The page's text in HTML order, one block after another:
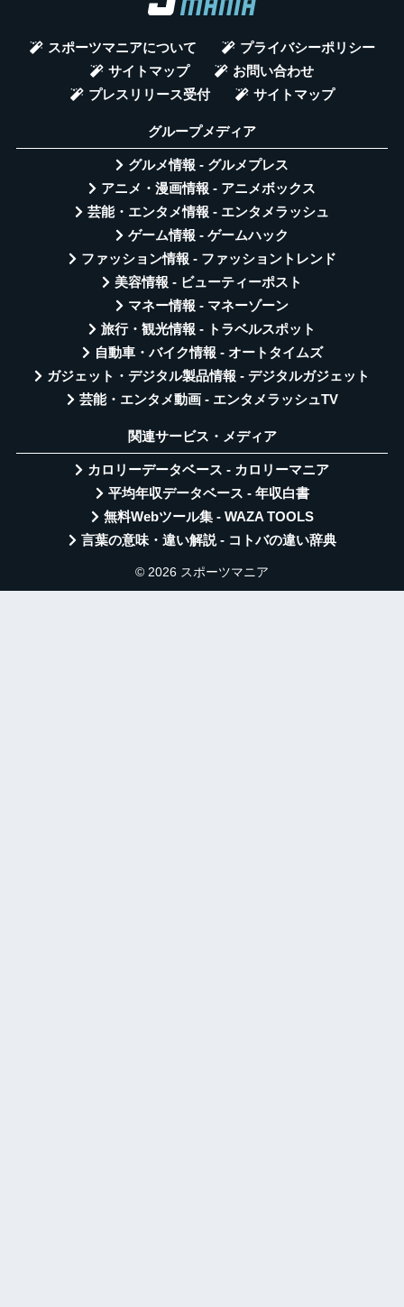
スポーツマニアについて
プライバシーポリシー
サイトマップ
お問い合わせ
プレスリリース受付
サイトマップ
グループメディア
グルメ情報 - グルメプレス
アニメ・漫画情報 - アニメボックス
芸能・エンタメ情報 - エンタメラッシュ
ゲーム情報 - ゲームハック
ファッション情報 - ファッショントレンド
美容情報 - ビューティーポスト
マネー情報 - マネーゾーン
旅行・観光情報 - トラベルスポット
自動車・バイク情報 - オートタイムズ
ガジェット・デジタル製品情報 - デジタルガジェット
芸能・エンタメ動画 - エンタメラッシュTV
関連サービス・メディア
カロリーデータベース - カロリーマニア
平均年収データベース - 年収白書
無料Webツール集 - WAZA TOOLS
言葉の意味・違い解説 - コトバの違い辞典
© 2026 スポーツマニア